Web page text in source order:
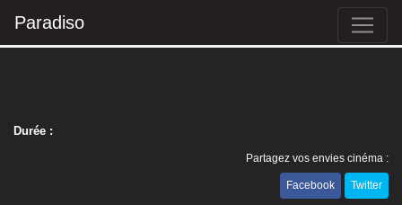
Paradiso
Durée :
Partagez vos envies cinéma :
Facebook Twitter